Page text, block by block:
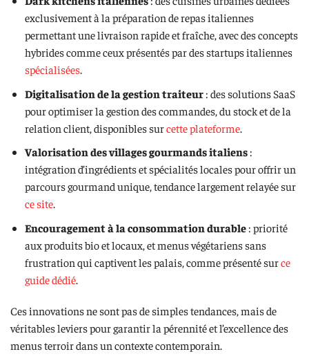
exclusivement à la préparation de repas italiennes
permettant une livraison rapide et fraîche, avec des concepts
hybrides comme ceux présentés par des startups italiennes
spécialisées.
Digitalisation de la gestion traiteur: des solutions SaaS
pour optimiser la gestion des commandes, du stock et de la
relation client, disponibles surcette plateforme.
Valorisation des villages gourmands italiens:
intégration d’ingrédients et spécialités locales pour offrir un
parcours gourmand unique, tendance largement relayée sur
ce site.
Encouragement à la consommation durable: priorité
aux produits bio et locaux, et menus végétariens sans
frustration qui captivent les palais, comme présenté surce
guide dédié.
Ces innovations ne sont pas de simples tendances, mais de
véritables leviers pour garantir la pérennité et l’excellence des
menus terroir dans un contexte contemporain.